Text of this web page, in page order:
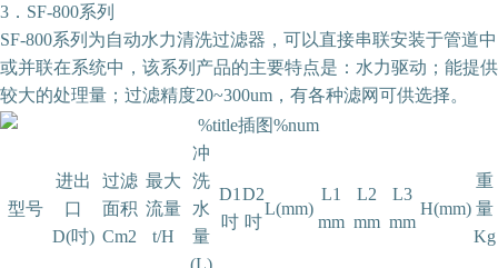
3．SF-800系列
SF-800系列为自动水力清洗过滤器，可以直接串联安装于管道中
或并联在系统中，该系列产品的主要特点是：水力驱动；能提供
较大的处理量；过滤精度20~300um，有各种滤网可供选择。
型号
进出
口
D(吋)
过滤
面积
Cm2
最大
流量
t/H
冲
洗
水
量
(L)
D1
吋
D2
吋
L(mm)
L1
mm
L2
mm
L3
mm
H(mm)
重
量
Kg